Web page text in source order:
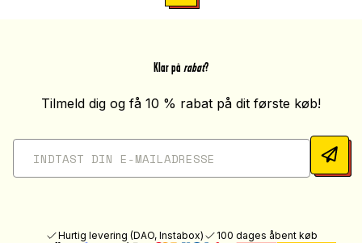
Klar på rabat?
Tilmeld dig og få 10 % rabat på dit første køb!
Hurtig levering (DAO, Instabox) 100 dages åbent køb